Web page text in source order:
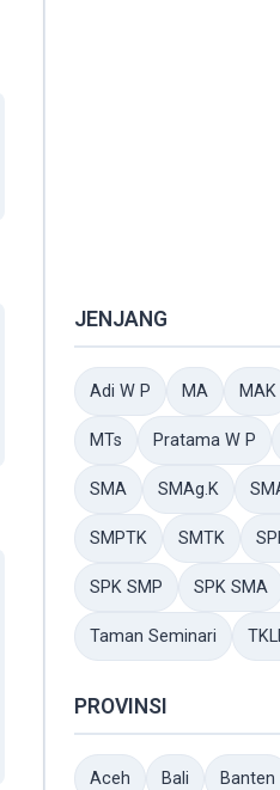
JENJANG
Adi W P MA MAK
MTs Pratama W P
SMA SMAg.K
SMPTK SMTK
SPK SMP SPK SMA
Taman Seminari
PROVINSI
Aceh Bali Banten